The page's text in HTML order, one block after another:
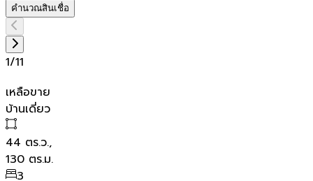
คำนวณสินเชื่อ
1/11
เหลือขาย
บ้านเดี่ยว
44 ตร.ว.,
130 ตร.ม.
3